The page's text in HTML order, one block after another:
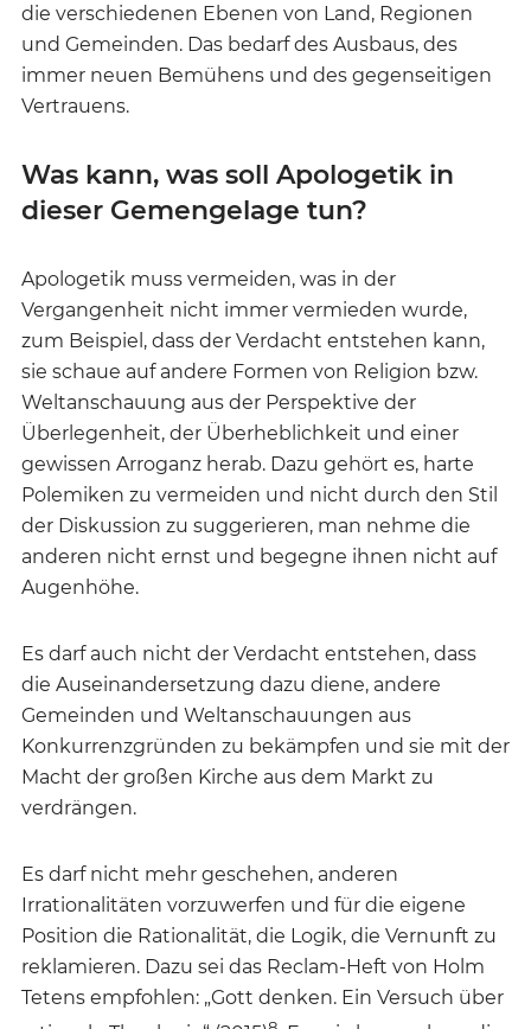
die verschiedenen Ebenen von Land, Regionen
und Gemeinden. Das bedarf des Ausbaus, des
immer neuen Bemühens und des gegenseitigen
Vertrauens.
Was kann, was soll Apologetik in
dieser Gemengelage tun?
Apologetik muss vermeiden, was in der
Vergangenheit nicht immer vermieden wurde,
zum Beispiel, dass der Verdacht entstehen kann,
sie schaue auf andere Formen von Religion bzw.
Weltanschauung aus der Perspektive der
Überlegenheit, der Überheblichkeit und einer
gewissen Arroganz herab. Dazu gehört es, harte
Polemiken zu vermeiden und nicht durch den Stil
der Diskussion zu suggerieren, man nehme die
anderen nicht ernst und begegne ihnen nicht auf
Augenhöhe.
Es darf auch nicht der Verdacht entstehen, dass
die Auseinandersetzung dazu diene, andere
Gemeinden und Weltanschauungen aus
Konkurrenzgründen zu bekämpfen und sie mit der
Macht der großen Kirche aus dem Markt zu
verdrängen.
Es darf nicht mehr geschehen, anderen
Irrationalitäten vorzuwerfen und für die eigene
Position die Rationalität, die Logik, die Vernunft zu
reklamieren. Dazu sei das Reclam-Heft von Holm
Tetens empfohlen: „Gott denken. Ein Versuch über